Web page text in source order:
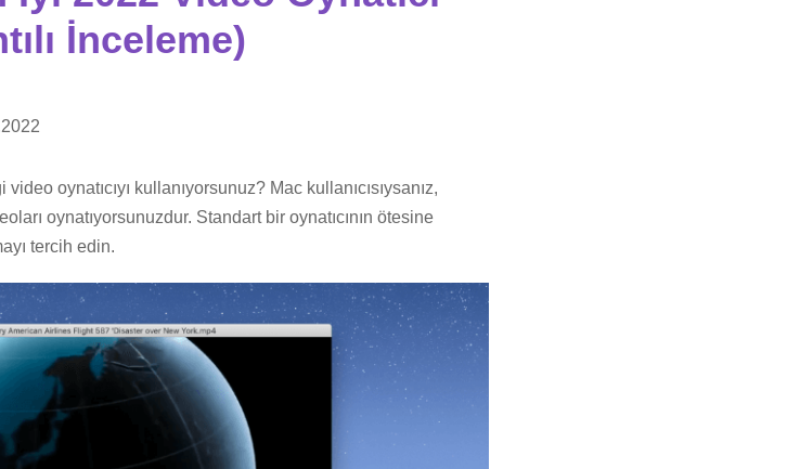
İnceleme)
oynatıcıyı kullanıyorsunuz? Mac kullanıcısıysanız,
oynatıyorsunuzdur. Standart bir oynatıcının ötesine
tercih edin.